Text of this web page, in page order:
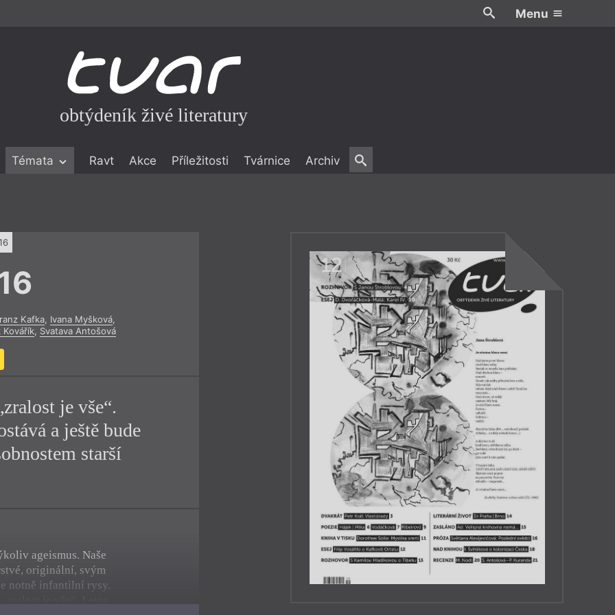
Menu
obtýdeník živé literatury
Témata Ravt Akce Příležitosti Tvárnice Archiv
Kafka, Ivana Myšková,
Kovářík, Svatava Antošová
je vše“.
a ještě bude
starší
ageismus. Naše
originální, svým
notně infantilní rysy.